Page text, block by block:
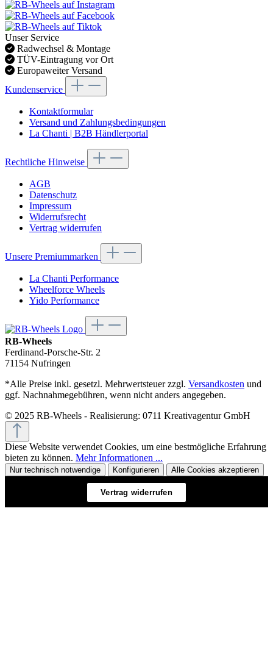
Unser Service
Radwechsel & Montage
TÜV-Eintragung vor Ort
Europaweiter Versand
Kundenservice
Kontaktformular
Versand und Zahlungsbedingungen
La Chanti | B2B Händlerportal
Rechtliche Hinweise
AGB
Datenschutz
Impressum
Widerrufsrecht
Vertrag widerrufen
Unsere Premiummarken
La Chanti Performance
Wheelforce Wheels
Yido Performance
RB-Wheels
Ferdinand-Porsche-Str. 2
71154 Nufringen
*Alle Preise inkl. gesetzl. Mehrwertsteuer zzgl. Versandkosten und
ggf. Nachnahmegebühren, wenn nicht anders angegeben.
© 2025 RB-Wheels - Realisierung: 0711 Kreativagentur GmbH
Diese Website verwendet Cookies, um eine bestmögliche Erfahrung
bieten zu können. Mehr Informationen ...
Nur technisch notwendige Konfigurieren Alle Cookies akzeptieren
Vertrag widerrufen